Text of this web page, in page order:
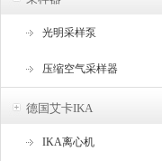
光明采样泵
压缩空气采样器
德国艾卡IKA
IKA离心机